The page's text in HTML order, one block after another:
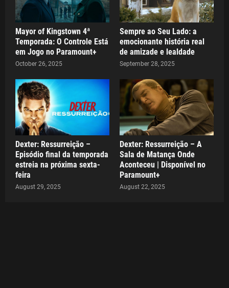
Mayor of Kingstown 4ª
Temporada: O Controle Está
em Jogo no Paramount+
October 26, 2025
Sempre ao Seu Lado: a
emocionante história real
de amizade e lealdade
September 28, 2025
Dexter: Ressurreição –
Episódio final da temporada
estreia na próxima sexta-
feira
August 29, 2025
Dexter: Ressurreição – A
Sala de Matança Onde
Aconteceu | Disponível no
Paramount+
August 22, 2025